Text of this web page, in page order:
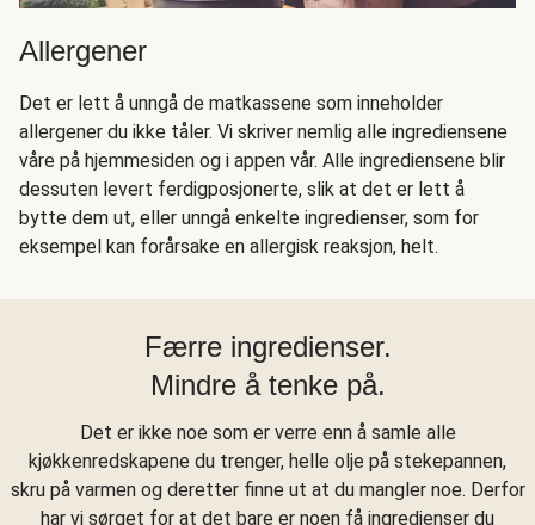
Allergener
Det er lett å unngå de matkassene som inneholder
allergener du ikke tåler. Vi skriver nemlig alle ingrediensene
våre på hjemmesiden og i appen vår. Alle ingrediensene blir
dessuten levert ferdigposjonerte, slik at det er lett å
bytte dem ut, eller unngå enkelte ingredienser, som for
eksempel kan forårsake en allergisk reaksjon, helt.
Færre ingredienser.
Mindre å tenke på.
Det er ikke noe som er verre enn å samle alle
kjøkkenredskapene du trenger, helle olje på stekepannen,
skru på varmen og deretter finne ut at du mangler noe. Derfor
har vi sørget for at det bare er noen få ingredienser du